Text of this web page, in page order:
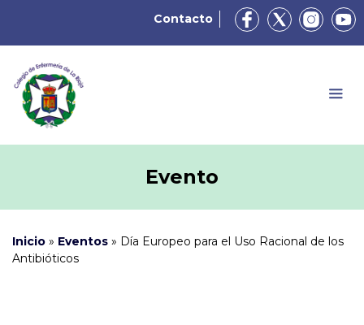
Contacto
Evento
Inicio » Eventos » Día Europeo para el Uso Racional de los
Antibióticos